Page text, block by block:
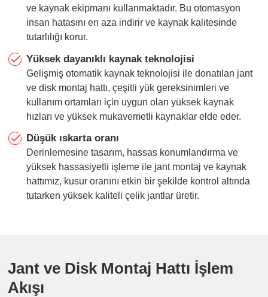
ve kaynak ekipmanı kullanmaktadır. Bu otomasyon
insan hatasını en aza indirir ve kaynak kalitesinde
tutarlılığı korur.
Yüksek dayanıklı kaynak teknolojisi
Gelişmiş otomatik kaynak teknolojisi ile donatılan jant
ve disk montaj hattı, çeşitli yük gereksinimleri ve
kullanım ortamları için uygun olan yüksek kaynak
hızları ve yüksek mukavemetli kaynaklar elde eder.
Düşük ıskarta oranı
Derinlemesine tasarım, hassas konumlandırma ve
yüksek hassasiyetli işleme ile jant montaj ve kaynak
hattımız, kusur oranını etkin bir şekilde kontrol altında
tutarken yüksek kaliteli çelik jantlar üretir.
Jant ve Disk Montaj Hattı İşlem
Akışı